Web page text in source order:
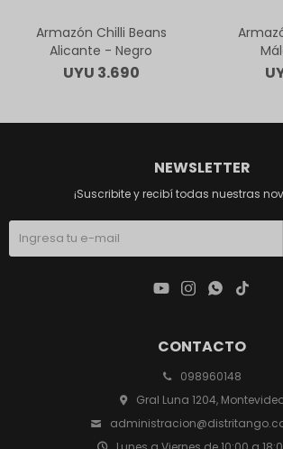
Armazón Chilli Beans
Alicante - Negro
UYU 3.690
CONTACTO
098960148
Gral Luna 1204,
NEWSLETTER
¡Suscribite y recibí todas nuestras
   